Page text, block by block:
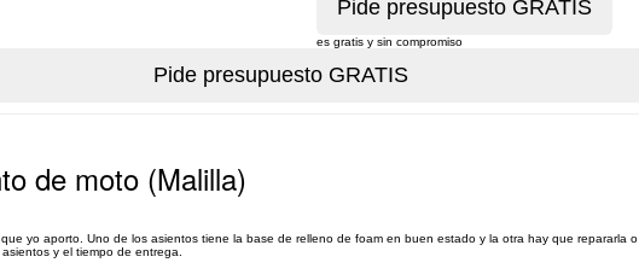
es gratis y sin compromiso
de moto (Malilla)
yo aporto. Uno de los asientos tiene la base de relleno de foam en buen estado y la otra hay que repararla o
y el tiempo de entrega.